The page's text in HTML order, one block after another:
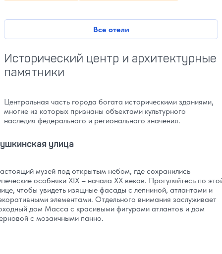
Все отели
Исторический центр и архитектурные
памятники
Центральная часть города богата историческими зданиями,
многие из которых признаны объектами культурного
наследия федерального и регионального значения.
улица
музей под открытым небом, где сохранились
особняки XIX – начала XX веков. Прогуляйтесь по
чтобы увидеть изящные фасады с лепниной, атлантами и
элементами. Отдельного внимания заслуживает
дом Масса с красивыми фигурами атлантов и дом
с мозаичными панно.